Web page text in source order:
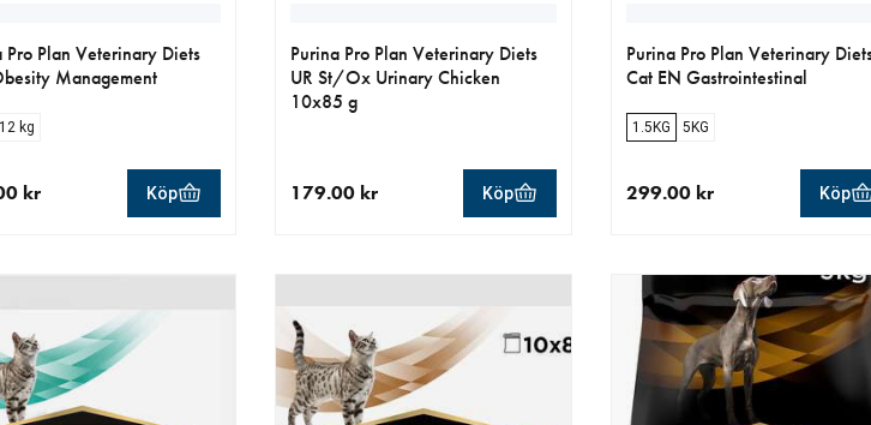
Pro Plan Veterinary Diets
Management
12 kg
kr Köp
Purina Pro Plan Veterinary Diets
UR St/Ox Urinary Chicken
10x85 g
179.00 kr Köp
Purina Pro Plan Veterinary
Cat EN Gastrointestinal
1.5KG 5KG
299.00 kr Köp